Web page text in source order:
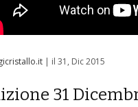
| il 31, Dic 2015
31